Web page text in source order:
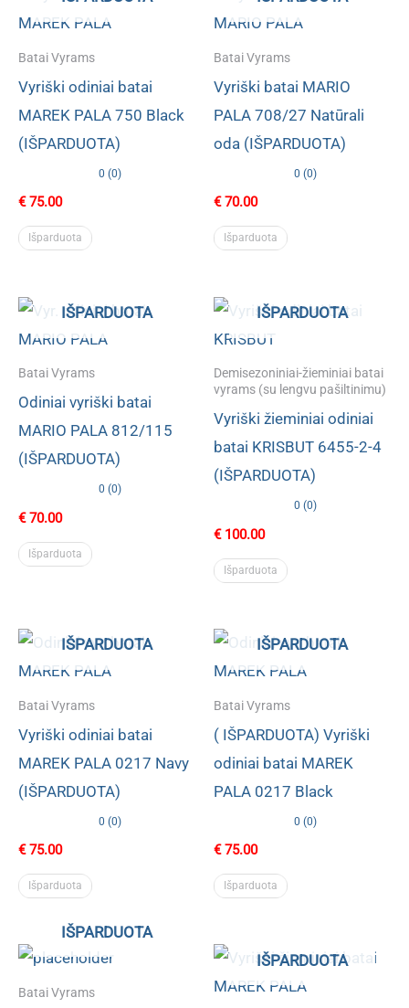
Batai Vyrams
Vyriški odiniai batai
MAREK PALA 750 Black
(IŠPARDUOTA)
0 (0)
€75.00
Išparduota
Batai Vyrams
Vyriški batai MARIO
PALA 708/27 Natūrali
oda (IŠPARDUOTA)
0 (0)
€70.00
Išparduota
IŠPARDUOTA
Batai Vyrams
Odiniai vyriški batai
MARIO PALA 812/115
(IŠPARDUOTA)
0 (0)
€70.00
Išparduota
IŠPARDUOTA
Demisezoniniai-žieminiai batai
vyrams (su lengvu pašiltinimu)
Vyriški žieminiai odiniai
batai KRISBUT 6455-2-4
(IŠPARDUOTA)
0 (0)
€100.00
Išparduota
IŠPARDUOTA
Batai Vyrams
Vyriški odiniai batai
MAREK PALA 0217 Navy
(IŠPARDUOTA)
0 (0)
€75.00
Išparduota
IŠPARDUOTA
Batai Vyrams
( IŠPARDUOTA) Vyriški
odiniai batai MAREK
PALA 0217 Black
0 (0)
€75.00
Išparduota
IŠPARDUOTA
Batai Vyrams
IŠPARDUOTA